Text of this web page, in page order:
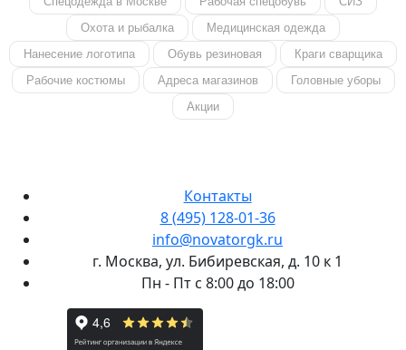
Охота и рыбалка
Медицинская одежда
Нанесение логотипа
Обувь резиновая
Краги сварщика
Рабочие костюмы
Адреса магазинов
Головные уборы
Акции
Контакты
8 (495) 128-01-36
info@novatorgk.ru
г. Москва, ул. Бибиревская, д. 10 к 1
Пн - Пт с 8:00 до 18:00